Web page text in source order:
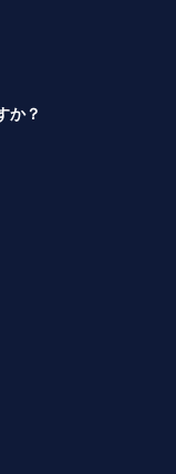
か？